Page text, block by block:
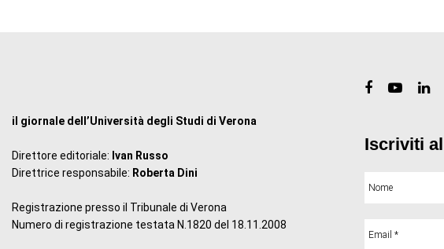
il giornale dell’Università degli Studi di Verona
Direttore editoriale: Ivan Russo
Direttrice responsabile: Roberta Dini
Registrazione presso il Tribunale di Verona
Numero di registrazione testata N.1820 del 18.11.2008
Iscriviti